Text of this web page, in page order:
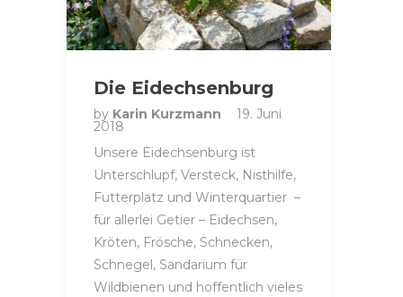
Die Eidechsenburg
by Karin Kurzmann 19. Juni
2018
Unsere Eidechsenburg ist
Unterschlupf, Versteck, Nisthilfe,
Futterplatz und Winterquartier –
für allerlei Getier – Eidechsen,
Kröten, Frösche, Schnecken,
Schnegel, Sandarium für
Wildbienen und hoffentlich vieles